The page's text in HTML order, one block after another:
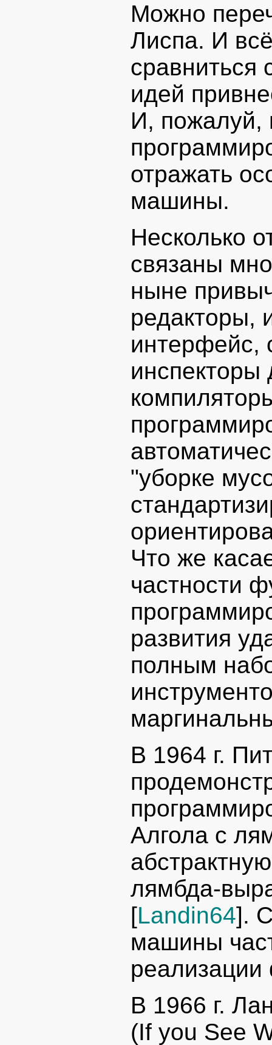
Можно
Лиспа. И
сравниться
идей
И, пожалуй,
отражать
машины.
Несколько
связаны
ныне
редакторы,
интерфейс,
"уборке
Что же
частности
развития
полным
В 1964 г.
Алгола с
лямбда-
[Landin64].
машины
В 1966 г.
(If you See